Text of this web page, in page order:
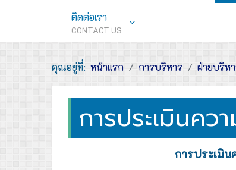
ติดต่อเรา
CONTACT US
คุณอยู่ที่: หน้าแรก การบริหาร ฝ่ายบริห
การประเมินคว
การประเมิน